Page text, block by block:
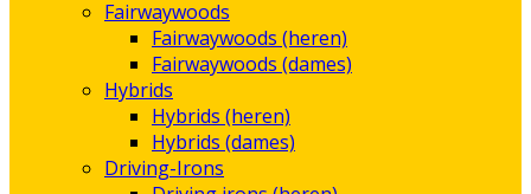
Fairwaywoods
Fairwaywoods (heren)
Fairwaywoods (dames)
Hybrids
Hybrids (heren)
Hybrids (dames)
Driving-Irons